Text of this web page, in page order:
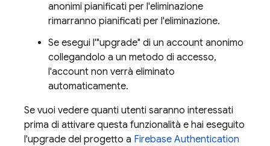
anonimi pianificati per l'eliminazione
rimarranno pianificati per l'eliminazione.
Se esegui l'"upgrade" di un account anonimo
collegandolo a un metodo di accesso,
l'account non verrà eliminato
automaticamente.
Se vuoi vedere quanti utenti saranno interessati
prima di attivare questa funzionalità e hai eseguito
l'upgrade del progetto a Firebase Authentication